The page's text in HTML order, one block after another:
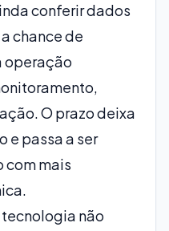
conferir dados
chance de
operação
O prazo deixa
e passa a ser
mais
tecnologia não